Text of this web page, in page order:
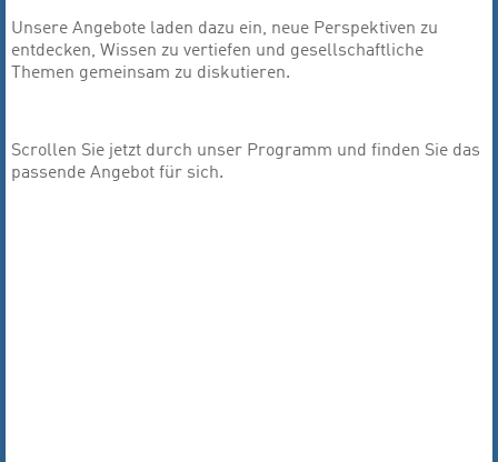
Unsere Angebote laden dazu ein, neue Perspektiven zu
entdecken, Wissen zu vertiefen und gesellschaftliche
Themen gemeinsam zu diskutieren.
Scrollen Sie jetzt durch unser Programm und finden Sie das
passende Angebot für sich.